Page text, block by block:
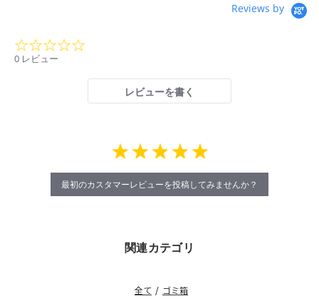
Reviews by
0 レビュー
レビューを書く
最初のカスタマーレビューを投稿してみませんか？
関連カテゴリ
全て / ゴミ箱